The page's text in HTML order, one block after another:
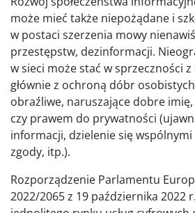
może mieć także niepożądane i
w postaci szerzenia mowy
przestępstw, dezinformacji.
w sieci może stać w sprzeczności
głównie z ochroną dóbr
obraźliwe, naruszające dobre
czy prawem do prywatności
informacji, dzielenie się
zgody, itp.).
Rozporządzenie Parlamentu
2022/2065 z 19 października 2022